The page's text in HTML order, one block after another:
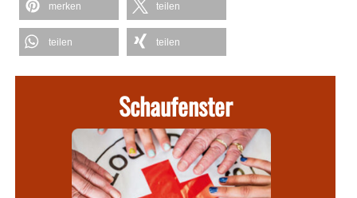
merken teilen
teilen teilen
Schaufenster